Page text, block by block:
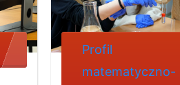
Profil
matematyczno-